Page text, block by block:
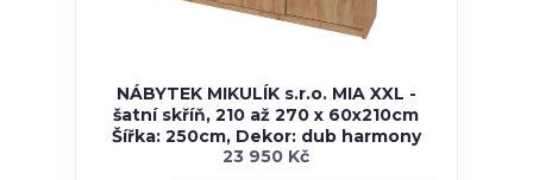
NÁBYTEK MIKULÍK s.r.o. MIA XXL -
šatní skříň, 210 až 270 x 60x210cm
Šířka: 250cm, Dekor: dub harmony
23 950 Kč